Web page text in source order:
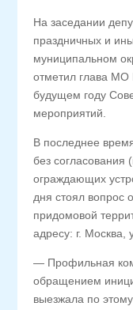
На заседании
праздничных и
муниципальном
отметил глава МО
будущем году
мероприятий.
В последнее
без согласования
ограждающих
дня стоял вопрос
придомовой
адресу: г. Москва,
— Профильная
обращением
выезжала по